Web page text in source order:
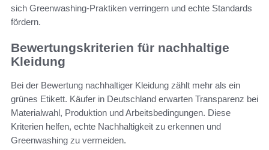
sich Greenwashing-Praktiken verringern und echte Standards
fördern.
Bewertungskriterien für nachhaltige
Kleidung
Bei der Bewertung nachhaltiger Kleidung zählt mehr als ein
grünes Etikett. Käufer in Deutschland erwarten Transparenz bei
Materialwahl, Produktion und Arbeitsbedingungen. Diese
Kriterien helfen, echte Nachhaltigkeit zu erkennen und
Greenwashing zu vermeiden.